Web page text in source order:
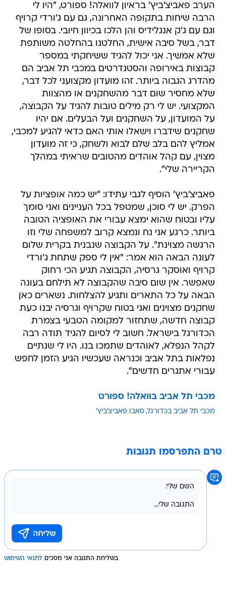
הערב פאביצ'ביץ' בראיון לוואלה! ספורט, "היו לי
הרבה שיחות בתקופה האחרונה, גם עם ג'ורדי קרויף
וגם עם ג'ק אנגלידיס והן הלכו בכיוון חיובי. בסופו של
דבר, בשל סיבה אישית, החלטנו בהחלטה משותפת
שלא אמשיך. אני יכול להגיד ששיחקתי במספר
קבוצות באירופה והסטנדרטים במכבי תל אביב הם
מהדרג הגבוה ביותר. זהו מועדון מקצועני לכל דבר,
שלא מחסיר שום דבר מהשחקנים או מהצוות
המקצועי. יש לי רק מילים טובות להגיד על הקבוצה,
על המועדון, על השחקנים ועל הבעלים. אם יהיו
שחקנים שידברו וישאלו אותי האם כדאי להגיע למכבי,
אמליץ להם בלב שלם לבוא ולשחק, כי זה מועדון
מצוין, עם קהל אוהדים מהטובים שראיתי במהלך
הקריירה שלי".
פאביצ'ביץ' הוסיף לגבי עתידו: "יש כמה אופציות על
הפרק. יש לי סוכן, שמטפל בכל העניינים ואני סומך
עליו ובטוח שהוא ימצא עבורי את האופציה הטובה
ביותר. כרגע אני נח ונמצא קרוב למשפחה שלי וזו
הרגשה מצוינת". על הקבוצה שנבנית בקרית שלום
לעונה הבאה הוא אמר: "אין לי ספק שתחת ג'ורדי
קרויף ואוסקר גרסיה, הקבוצה תגיע הכי רחוק
שאפשר. אין שום סיבה שהקבוצה לא תילחם בעונה
הבאה על כל התארים ותגיע להצלחות. נשארים כאן
שחקנים מצוינים ואני בטוח שקרויף וגרסיה יבנו כעת
קבוצה חדשה, שתחזור למקומה הטבעי בצמרת
הכדורגל בישראל. חשוב לי לסיום להגיד תודה רבה
לקהל הנפלא, לאוהדים שתמכו בנו. היו לי שנתיים
נפלאות בתל אביב וכנראה שעכשיו הגיע הזמן לחפש
עבורי אתגרים חדשים".
מכבי תל אביב בוואלה! ספורט
מכבי תל אביב בכדורגל סאבו פאביצ'ביץ'
טרם התפרסמו תגובות
בשליחת התגובה אני מסכים לתנאי השימוש